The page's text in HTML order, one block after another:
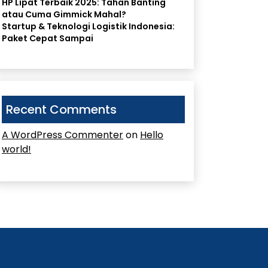
HP Lipat Terbaik 2025: Tahan Banting
atau Cuma Gimmick Mahal?
Startup & Teknologi Logistik Indonesia:
Paket Cepat Sampai
Recent Comments
A WordPress Commenteron Hello
world!